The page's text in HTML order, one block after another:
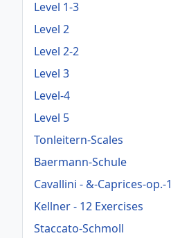
Level 1-3
Level 2
Level 2-2
Level 3
Level-4
Level 5
Tonleitern-Scales
Baermann-Schule
Cavallini - &-Caprices-op.-1
Kellner - 12 Exercises
Staccato-Schmoll